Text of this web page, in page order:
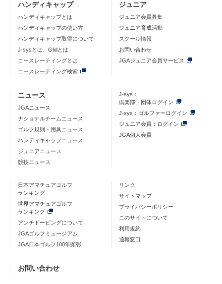
ハンディキャップ
ハンディキャップとは
ハンディキャップの使い方
ハンディキャップ取得について
J-sysとは、Glidとは
コースレーティングとは
コースレーティング検索
ジュニア
ジュニア会員募集
ジュニア育成活動
スクール情報
お問い合わせ
JGAジュニア会員サービス
ニュース
JGAニュース
ナショナルチームニュース
ゴルフ規則・用具ニュース
ハンディキャップニュース
ジュニアニュース
競技ニュース
J-sys：
倶楽部・団体ログイン
J-sys：ゴルファーログイン
ジュニア会員：ログイン
JGA個人会員
日本アマチュアゴルフ
ランキング
世界アマチュアゴルフ
ランキング
アンチドーピングについて
JGAゴルフミュージアム
JGA日本ゴルフ100年顕彰
リンク
サイトマップ
プライバシーポリシー
このサイトについて
利用規約
通報窓口
お問い合わせ